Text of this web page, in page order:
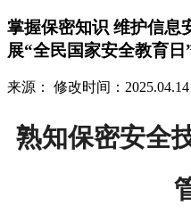
掌握保密知识 维护信息
展“全民国家安全教育
来源： 修改时间：2025.04.14
熟知保密安全